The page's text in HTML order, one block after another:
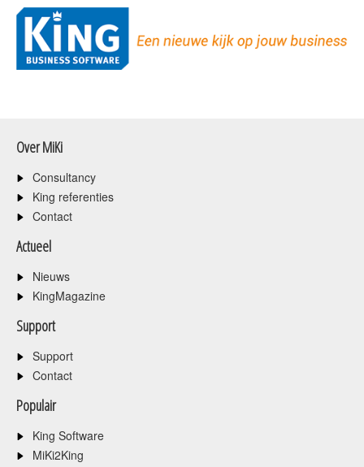
Over MiKi
Consultancy
King referenties
Contact
Actueel
Nieuws
KingMagazine
Support
Support
Contact
Populair
King Software
MiKi2King